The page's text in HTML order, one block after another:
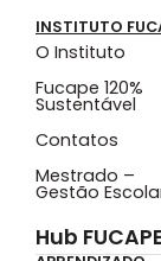
INSTITUTO
O Instituto
Fucape 120%
Sustentável
Contatos
Mestrado –
Gestão
Hub FUCAPE